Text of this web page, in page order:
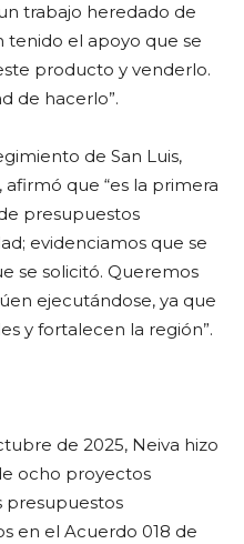
trabajo heredado de
tenido el apoyo que se
producto y venderlo.
de hacerlo”.
de San Luis,
afirmó que “es la primera
presupuestos
evidenciamos que se
se solicitó. Queremos
ejecutándose, ya que
y fortalecen la región”.
de 2025, Neiva hizo
ocho proyectos
presupuestos
en el Acuerdo 018 de